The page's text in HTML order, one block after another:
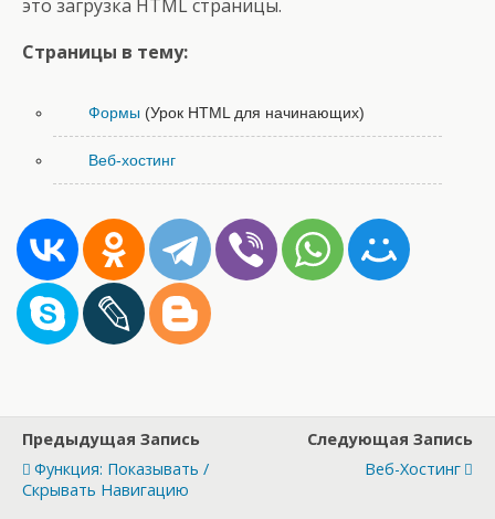
это загрузка HTML страницы.
Страницы в тему:
Формы (Урок HTML для начинающих)
Веб-хостинг
Предыдущая Запись
Функция: Показывать /
Скрывать Навигацию
Следующая Запись
Веб-Хостинг